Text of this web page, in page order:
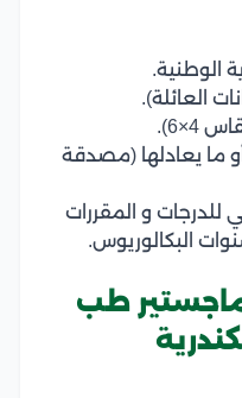
الوطنية.
العائلة).
ما يعادلها (مصدقة
للدرجات و المقررات
البكالوريوس.
طب